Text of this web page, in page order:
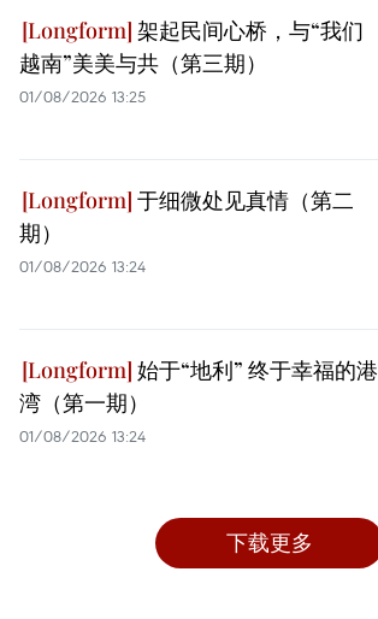
架起民间心桥，与“我们
越南”美美与共（第三期）
01/08/2026 13:25
于细微处见真情（第二
期）
01/08/2026 13:24
始于“地利” 终于幸福的港
湾（第一期）
01/08/2026 13:24
下载更多